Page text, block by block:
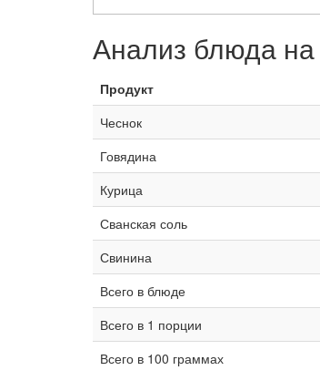
Анализ блюда на
Продукт
Чеснок
Говядина
Курица
Сванская соль
Свинина
Всего в блюде
Всего в 1 порции
Всего в 100 граммах